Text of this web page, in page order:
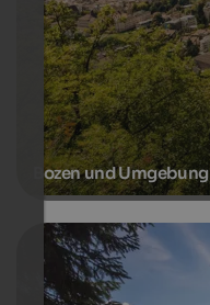
Bozen und Umgebung